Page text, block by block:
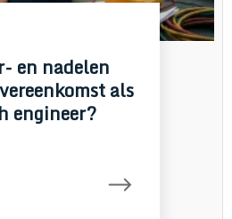
en nadelen
als
engineer?